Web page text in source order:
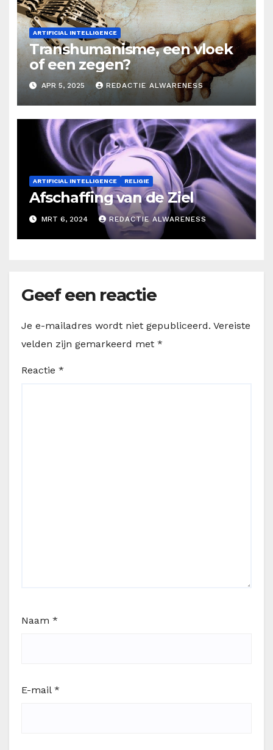
ARTIFICIAL INTELLIGENCE
Transhumanisme, een vloek
of een zegen?
APR 5, 2025 REDACTIE ALWARENESS
ARTIFICIAL INTELLIGENCE RELIGIE
Afschaffing van de Ziel
MRT 6, 2024 REDACTIE ALWARENESS
Geef een reactie
Je e-mailadres wordt niet gepubliceerd. Vereiste
velden zijn gemarkeerd met *
Reactie *
Naam *
E-mail *